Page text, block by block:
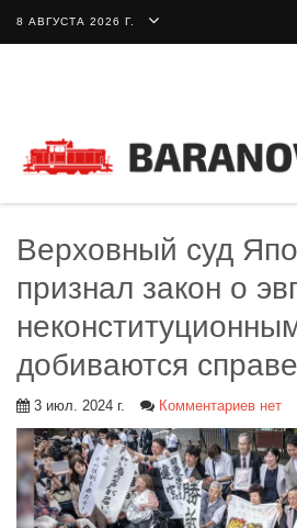
8 АВГУСТА 2026 Г.
Верховный суд
признал закон о
добиваются
3 июл. 2024 г. Комментариев нет